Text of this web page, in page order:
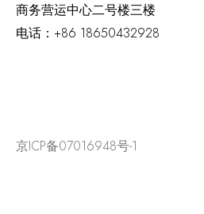
商务营运中心二号楼三楼
电话： +86 18650432928
京ICP备07016948号-1